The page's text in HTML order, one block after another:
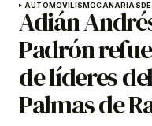
AUTOMOVILISMOCANARIAS
Adián
Padrón
de líderes
Palmas de